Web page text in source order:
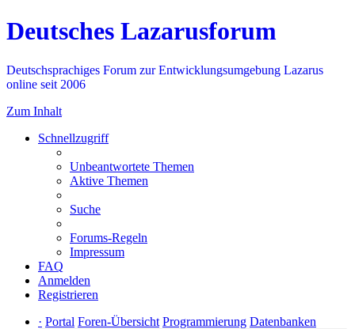
Deutsches Lazarusforum
Deutschsprachiges Forum zur Entwicklungsumgebung Lazarus
online seit 2006
Zum Inhalt
Schnellzugriff
Unbeantwortete Themen
Aktive Themen
Suche
Forums-Regeln
Impressum
FAQ
Anmelden
Registrieren
· Portal Foren-Übersicht Programmierung Datenbanken